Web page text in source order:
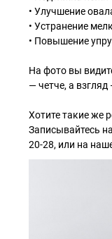
• Улучшение
• Устранение
• Повышение
На фото вы
— четче, а
Хотите такие же
Записывайтесь
20-28, или на